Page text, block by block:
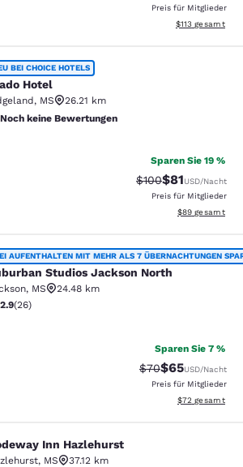
Preis für Mitglieder
Geschätzte
$113 gesamt
BEI CHOICE HOTELS
Hotel
, MS
26.21 km
keine Bewertungen
Noch keine Bewertungen
Sparen Sie 19 %
Durchgestrichener
$100Vergünstigter
$81USD/Nacht
Preis für Mitglieder
Geschätzte
$89 gesamt
Jackson North
AUFENTHALTEN MIT MEHR ALS 7 ÜBERNACHTUNGEN
Studios Jackson North
, MS
24.48 km
Sterne-Bewertung. Mittelmäßig. 26 Bewertungen
2.9(26)
Sparen Sie 7 %
$70Vergünstigter
$65USD/Nacht
Preis für Mitglieder
Geschätzte
$72 gesamt
Hazlehurst
Inn Hazlehurst
, MS
37.12 km